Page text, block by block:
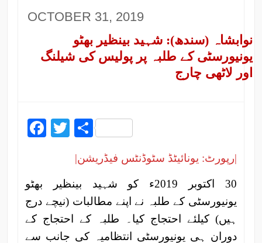
OCTOBER 31, 2019
نوابشاہ (سندھ): شہید بینظیر بھٹو
یونیورسٹی کے طلبہ پر پولیس کی شیلنگ
اور لاٹھی چارج
Facebook
Twitter
Share
|رپورٹ: یونائیٹڈ سٹوڈنٹس فیڈریشن|
30 اکتوبر 2019ء کو شہید بینظیر بھٹو
یونیورسٹی کے طلبہ نے اپنے مطالبات (نیچے درج
ہیں) کیلئے احتجاج کیا۔ طلبہ کے احتجاج کے
دوران ہی یونیورسٹی انتظامیہ کی جانب سے